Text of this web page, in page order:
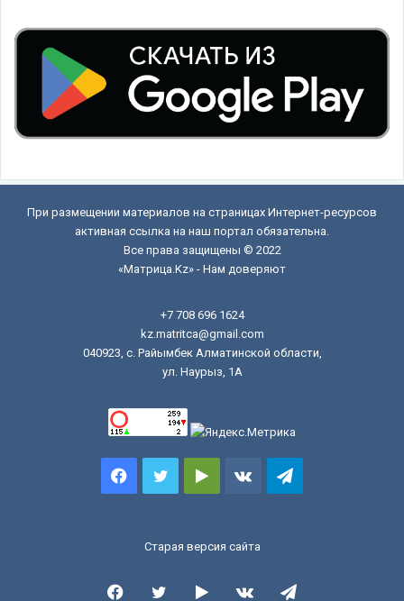
При размещении материалов на страницах Интернет-ресурсов
активная ссылка на наш портал обязательна.
Все права защищены © 2022
«Матрица.Kz» - Нам доверяют
+7 708 696 1624
kz.matritca@gmail.com
040923, с. Райымбек Алматинской области,
ул. Наурыз, 1А
FacebookTwitterGoogle vk.comTelegram
Старая версия сайта
FacebookTwitterGoogle vk.comTelegram